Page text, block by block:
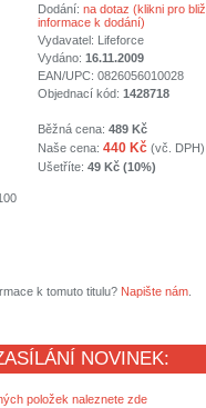
Dodání: na dotaz (klikni pro
informace k dodání)
Vydavatel: Lifeforce
Vydáno: 16.11.2009
EAN/UPC: 0826056010028
Objednací kód: 1428718
Běžná cena: 489 Kč
Naše cena: 440 Kč (vč. DPH)
Ušetříte: 49 Kč (10%)
k tomuto titulu? Napište nám
NOVINEK:
položek naleznete zde